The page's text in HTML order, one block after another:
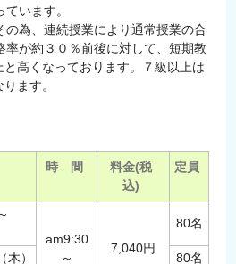
ています。
の為、連続授業により通常授業の合
率が約３０％前後に対して、短期教
高くなっております。７級以上は
ます。
時 間
料金(税
込)
定員
am9:30
～
7,040円
80名
） 80名